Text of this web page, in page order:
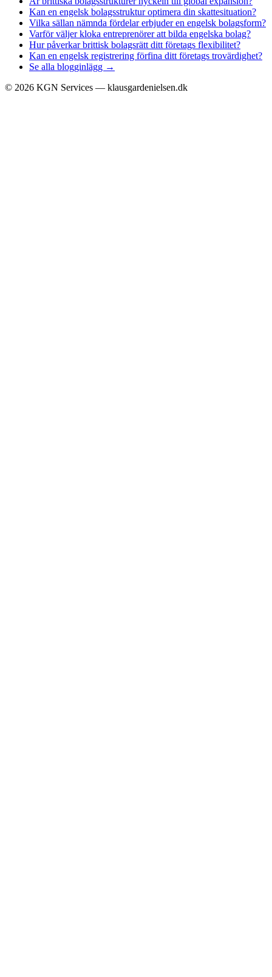
Kan en engelsk bolagsstruktur optimera din skattesituation?
Vilka sällan nämnda fördelar erbjuder en engelsk bolagsform?
Varför väljer kloka entreprenörer att bilda engelska bolag?
Hur påverkar brittisk bolagsrätt ditt företags flexibilitet?
Kan en engelsk registrering förfina ditt företags trovärdighet?
Se alla blogginlägg →
© 2026 KGN Services — klausgardenielsen.dk